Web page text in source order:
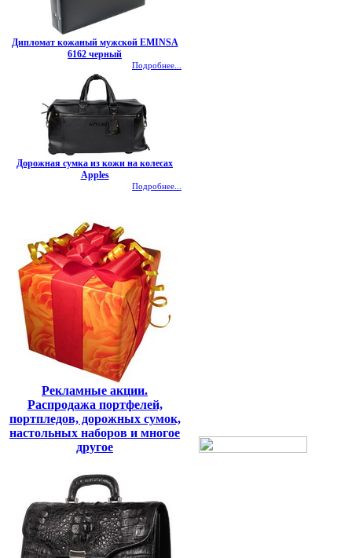
Дипломат кожаный мужской EMINSA
6162 черный
Подробнее...
Дорожная сумка из кожи на колесах
Apples
Подробнее...
Рекламные акции.
Распродажа портфелей,
портпледов, дорожных сумок,
настольных наборов и многое
другое